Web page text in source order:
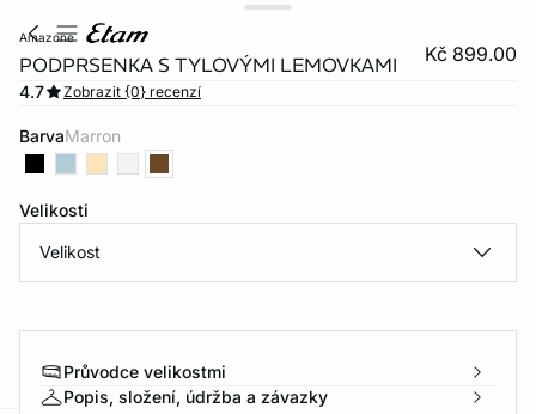
amazone
PODPRSENKA S TYLOVÝMI LEMOVKAMI Kč 899.00
4.7 Zobrazit {0} recenzí
Barva marron
Velikosti
Velikost
Průvodce velikostmi
Popis, složení, údržba a závazky